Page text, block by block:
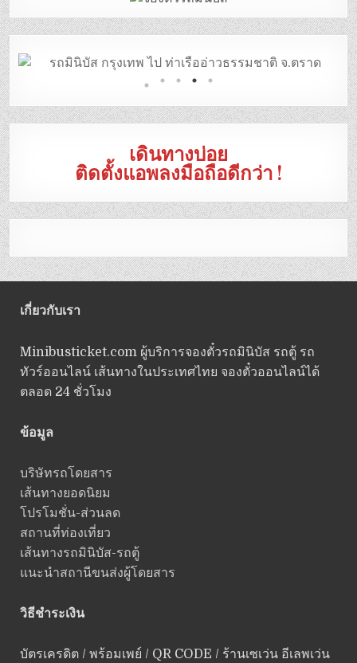
เดินทางบ่อย
ติดตั้งแอพลงมือถือดีกว่า !
เกี่ยวกับเรา
Minibusticket.com ผู้บริการจองตั๋วรถมินิบัส รถตู้ รถ
ทัวร์ออนไลน์ เส้นทางในประเทศไทย จองตั๋วออนไลน์ได้
ตลอด 24 ชั่วโมง
ข้อมูล
บริษัทรถโดยสาร
เส้นทางยอดนิยม
โปรโมชั่น-ส่วนลด
สถานที่ท่องเที่ยว
เส้นทางรถมินิบัส-รถตู้
แนะนำสถานีขนส่งผู้โดยสาร
วิธีชำระเงิน
บัตรเครดิต / พร้อมเพย์ / QR CODE / ร้านเซเว่น อีเลพเว่น